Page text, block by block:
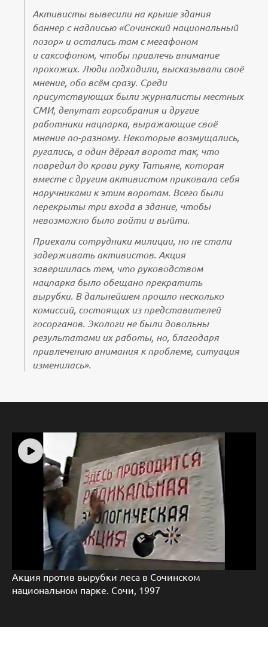
Активисты вывесили на крыше здания
баннер с надписью «Сочинский национальный
позор» и остались там с мегафоном
и саксофоном, чтобы привлечь внимание
прохожих. Люди подходили, высказывали своё
мнение, обо всём сразу. Среди
присутствующих были журналисты местных
СМИ, депутат горсобрания и другие
работники нацпарка, выражающие своё
мнение по-разному. Некоторые возмущались,
ругались, а один дёргал ворота так, что
повредил до крови руку Татьяне, которая
вместе с другим активистом приковала себя
наручниками к этим воротам. Всего были
перекрыты три входа в здание, чтобы
невозможно было войти и выйти.
Приехали сотрудники милиции, но не стали
задерживать активистов. Акция
завершилась тем, что руководством
нацпарка было обещано прекратить
вырубки. В дальнейшем прошло несколько
комиссий, состоящих из представителей
госорганов. Экологи не были довольны
результатами их работы, но, благодаря
привлечению внимания к проблеме, ситуация
изменилась».
Акция против вырубки леса в Сочинском
национальном парке. Сочи, 1997